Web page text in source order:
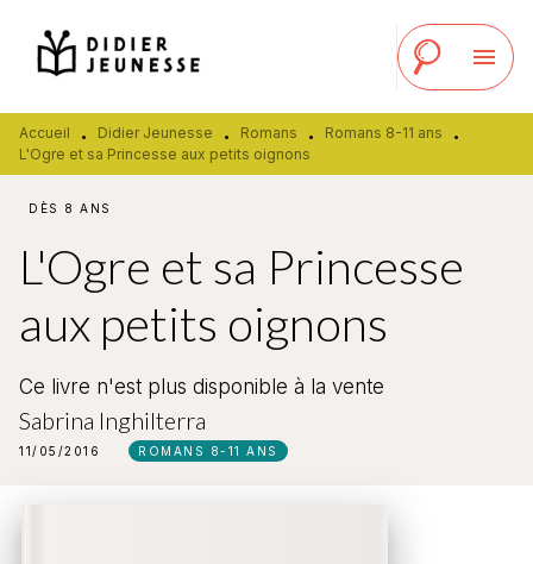
MENU RECHERCHE
PIED DE PAGE
menu
Accueil • Didier Jeunesse • Romans • Romans 8-11 ans
•
L'Ogre et sa Princesse aux petits oignons
DÈS 8 ANS
L'Ogre et sa Princesse
aux petits oignons
Ce livre n'est plus disponible à la vente
Sabrina Inghilterra
11/05/2016 ROMANS 8-11 ANS